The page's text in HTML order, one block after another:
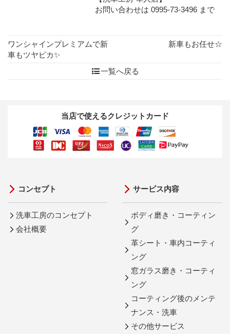
お問い合わせは 0995-73-3496 まで
ワンシャインプレミアムで新
車もツヤピカ✨
新車もお任せ☆
一覧へ戻る
当店で使えるクレジットカード
コンセプト
洗車工房のコンセプト
会社概要
サービス内容
ボディ磨き・コーティン
グ
革シート・車内コーティ
ング
窓ガラス磨き・コーティ
ング
コーティング後のメンテ
ナンス・洗車
その他サービス